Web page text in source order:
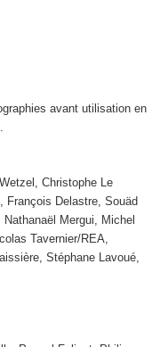
avant utilisation en
Christophe Le
François Delastre, Souäd
Mergui, Michel
Tavernier/REA,
Stéphane Lavoué,